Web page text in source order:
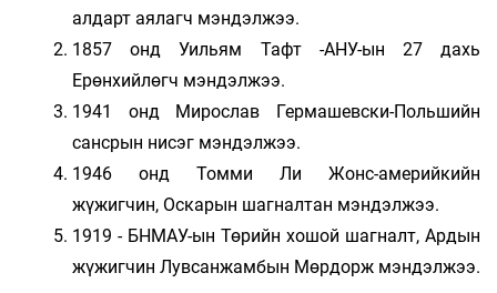
алдарт аялагч мэндэлжээ.
1857 онд Уильям Тафт -АНУ-ын 27 дахь
Ерөнхийлөгч мэндэлжээ.
1941 онд Мирослав Гермашевски-Польшийн
сансрын нисэг мэндэлжээ.
1946 онд Томми Ли Жонс-америйкийн
жүжигчин, Оскарын шагналтан мэндэлжээ.
1919 - БНМАУ-ын Төрийн хошой шагналт, Ардын
жүжигчин Лувсанжамбын Мөрдорж мэндэлжээ.